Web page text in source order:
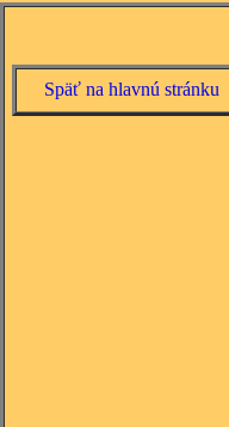
Späť na hlavnú stránku